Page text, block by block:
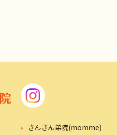
さんさん弟院(momme)